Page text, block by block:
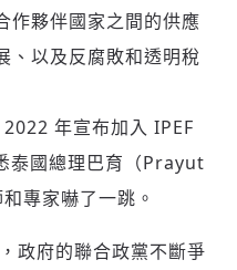
作夥伴國家之間的供應
、以及反腐敗和透明稅
年宣布加入 IPEF
泰國總理巴育（Prayut
專家嚇了一跳。
政府的聯合政黨不斷爭